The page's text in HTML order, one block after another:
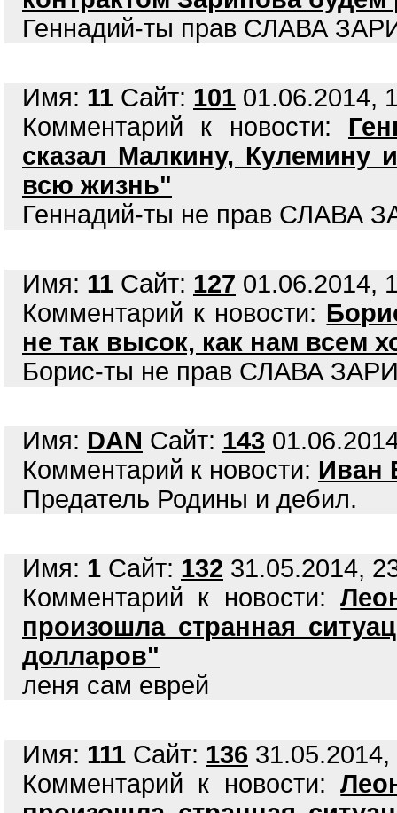
Геннадий-ты прав СЛАВА
Имя: 11 Сайт: 101 01.06.2014,
Комментарий к новости:
сказал Малкину, Кулемину
всю жизнь"
Геннадий-ты не прав СЛАВА
Имя: 11 Сайт: 127 01.06.2014,
Комментарий к новости:
не так высок, как нам всем
Борис-ты не прав СЛАВА
Имя: DAN Сайт: 143
Комментарий к новости: Иван
Предатель Родины и дебил.
Имя: 1 Сайт: 132 31.05.2014,
Комментарий к новости:
произошла странная
долларов"
леня сам еврей
Имя: 111 Сайт: 136
Комментарий к новости: